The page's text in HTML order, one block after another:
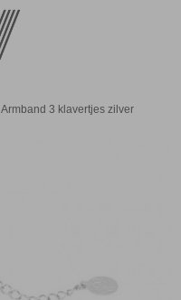
Armband 3 klavertjes zilver